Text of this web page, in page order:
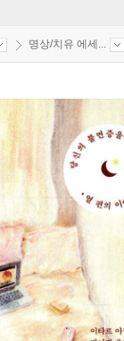
명상/치유 에세...